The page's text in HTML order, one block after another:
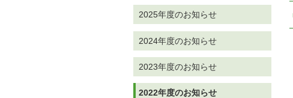
2025年度のお知らせ
2024年度のお知らせ
2023年度のお知らせ
2022年度のお知らせ